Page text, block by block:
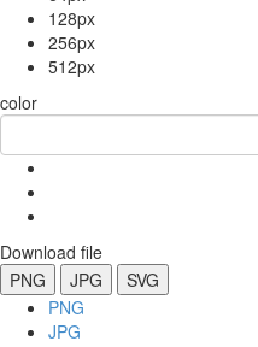
128px
256px
512px
color
Download file
PNG
JPG
SVG
PNG
JPG